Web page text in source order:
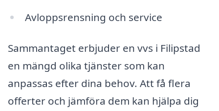
Avloppsrensning och service
Sammantaget erbjuder en vvs i Filipstad
en mängd olika tjänster som kan
anpassas efter dina behov. Att få flera
offerter och jämföra dem kan hjälpa dig